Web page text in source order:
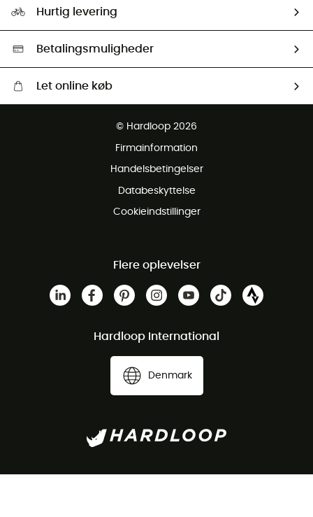
Our ambassadors
Second hand
HardGreen Udvalg
Hurtig levering
Betalingsmuligheder
Let online køb
Gratis retur inden for 100 dage
© Hardloop 2026
Firmainformation
Handelsbetingelser
Databeskyttelse
Cookieindstillinger
Flere oplevelser
Hardloop International
Denmark